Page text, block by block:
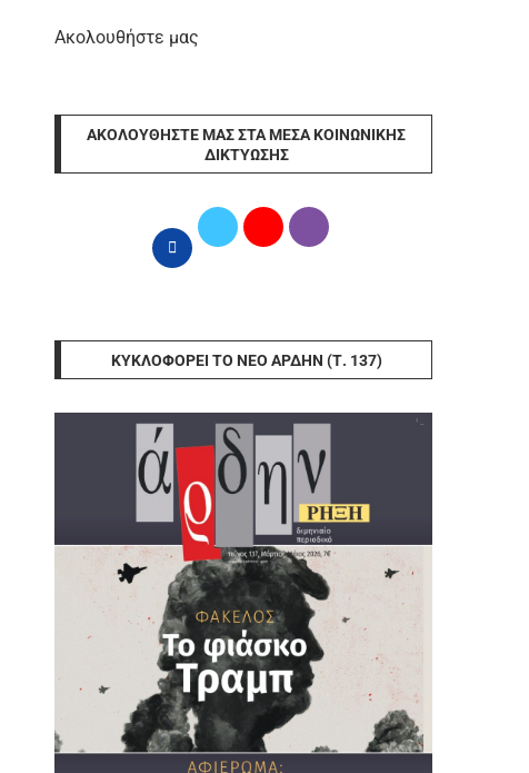
Ακολουθήστε μας
ΑΚΟΛΟΥΘΉΣΤΕ ΜΑΣ ΣΤΑ ΜΈΣΑ ΚΟΙΝΩΝΙΚΉΣ
ΔΙΚΤΎΩΣΗΣ
ΚΥΚΛΟΦΟΡΕΊ ΤΟ ΝΈΟ ΆΡΔΗΝ (Τ. 137)